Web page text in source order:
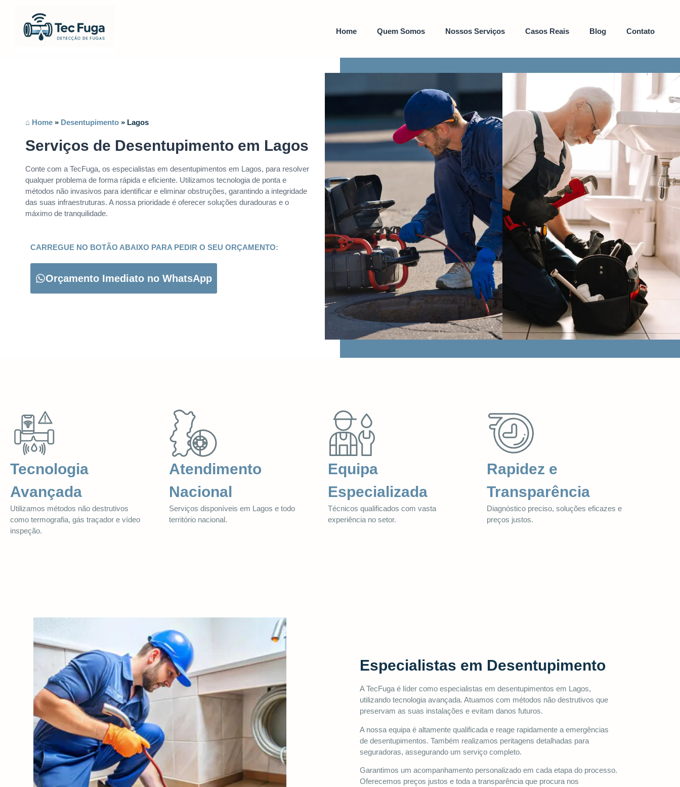
Home Quem Somos Nossos Serviços Casos Reais Blog Contato
⌂ Home » Desentupimento » Lagos
Serviços de Desentupimento em Lagos
Conte com a TecFuga, os especialistas em desentupimentos em Lagos, para resolver
qualquer problema de forma rápida e eficiente. Utilizamos tecnologia de ponta e
métodos não invasivos para identificar e eliminar obstruções, garantindo a integridade
das suas infraestruturas. A nossa prioridade é oferecer soluções duradouras e o
máximo de tranquilidade.
CARREGUE NO BOTÃO ABAIXO PARA PEDIR O SEU ORÇAMENTO:
Orçamento Imediato no WhatsApp
Tecnologia
Avançada
Utilizamos métodos não destrutivos
como termografia, gás traçador e vídeo
inspeção.
Atendimento
Nacional
Serviços disponíveis em Lagos e todo
território nacional.
Equipa
Especializada
Técnicos qualificados com vasta
experiência no setor.
Rapidez e
Transparência
Diagnóstico preciso, soluções eficazes e
preços justos.
Especialistas em Desentupimento
A TecFuga é líder como especialistas em desentupimentos em Lagos,
utilizando tecnologia avançada. Atuamos com métodos não destrutivos que
preservam as suas instalações e evitam danos futuros.
A nossa equipa é altamente qualificada e reage rapidamente a emergências
de desentupimentos. Também realizamos peritagens detalhadas para
seguradoras, assegurando um serviço completo.
Garantimos um acompanhamento personalizado em cada etapa do processo.
Oferecemos preços justos e toda a transparência que procura nos